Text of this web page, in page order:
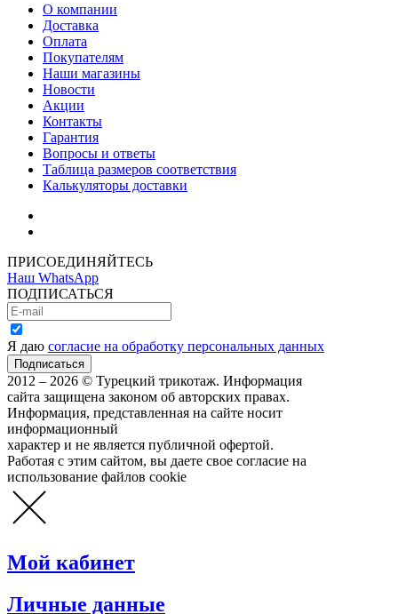
О компании
Доставка
Оплата
Покупателям
Наши магазины
Новости
Акции
Контакты
Гарантия
Вопросы и ответы
Таблица размеров соответствия
Калькуляторы доставки
ПРИСОЕДИНЯЙТЕСЬ
Наш WhatsApp
ПОДПИСАТЬСЯ
Я даю согласие на обработку персональных данных
2012 – 2026 © Турецкий трикотаж. Информация
сайта защищена законом об авторских правах.
Информация, представленная на сайте носит
информационный
характер и не является публичной офертой.
Работая с этим сайтом, вы даете свое согласие на
использование файлов cookie
Мой кабинет
Личные данные